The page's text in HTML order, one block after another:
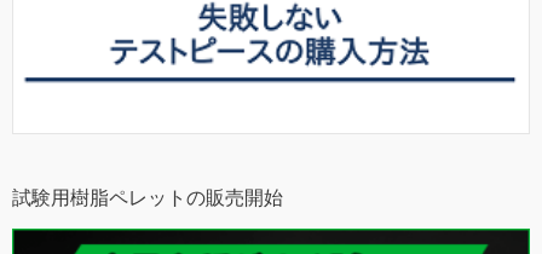
試験用樹脂ペレットの販売開始